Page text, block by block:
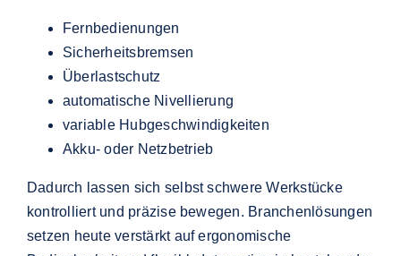
Fernbedienungen
Sicherheitsbremsen
Überlastschutz
automatische Nivellierung
variable Hubgeschwindigkeiten
Akku- oder Netzbetrieb
Dadurch lassen sich selbst schwere Werkstücke
kontrolliert und präzise bewegen. Branchenlösungen
setzen heute verstärkt auf ergonomische